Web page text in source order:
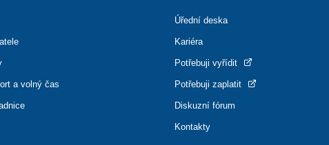
a volný čas
Úřední deska
Kariéra
Potřebuji vyřídit
Potřebuji zaplatit
Diskuzní fórum
Kontakty